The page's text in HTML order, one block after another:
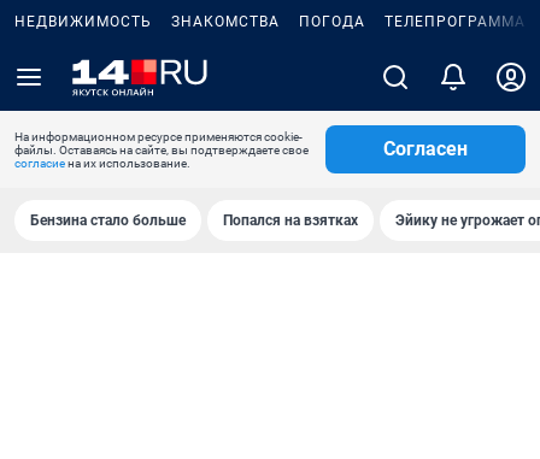
НЕДВИЖИМОСТЬ ЗНАКОМСТВА ПОГОДА ТЕЛЕПРОГРАММА
На информационном ресурсе применяются cookie-
файлы. Оставаясь на сайте, вы подтверждаете свое
согласиена их использование.
Согласен
Бензина стало больше Попался на взятках Эйику не угрожает